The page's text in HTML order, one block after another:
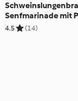
Senfmarinade mit
Erdäpfeln
4.5 (14)